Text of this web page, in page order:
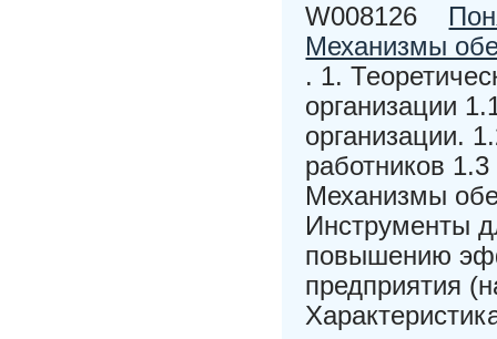
W008126
Механизмы
. 1.
организации
организации.
работников
Механизмы
Инструменты
повышению
предприятия